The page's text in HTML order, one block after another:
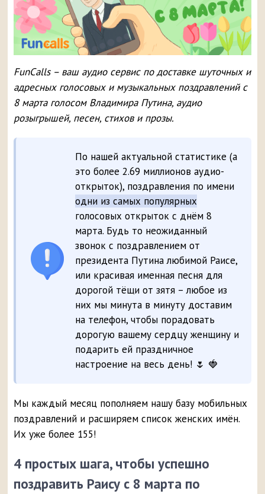
FunCalls – ваш аудио сервис по доставке шуточных и
адресных голосовых и музыкальных поздравлений с
8 марта голосом Владимира Путина, аудио
розыгрышей, песен, стихов и прозы.
По нашей актуальной статистике (а
это более 2.69 миллионов аудио-
открыток), поздравления по имени
одни из самых популярных
голосовых открыток с днём 8
марта. Будь то неожиданный
звонок с поздравлением от
президента Путина любимой Раисе,
или красивая именная песня для
дорогой тёщи от зятя – любое из
них мы минута в минуту доставим
на телефон, чтобы порадовать
дорогую вашему сердцу женщину и
подарить ей праздничное
настроение на весь день! 🌷 🍓
Мы каждый месяц пополняем нашу базу мобильных
поздравлений и расширяем список женских имён.
Их уже более 155!
4 простых шага, чтобы успешно
поздравить Раису с 8 марта по